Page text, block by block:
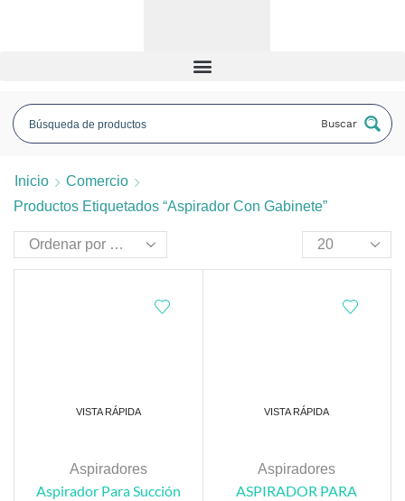
Buscar
Inicio
Comercio
Productos Etiquetados “aspirador Con Gabinete”
VISTA RÁPIDA
Aspiradores
Aspirador Para Succión
VISTA RÁPIDA
Aspiradores
ASPIRADOR PARA